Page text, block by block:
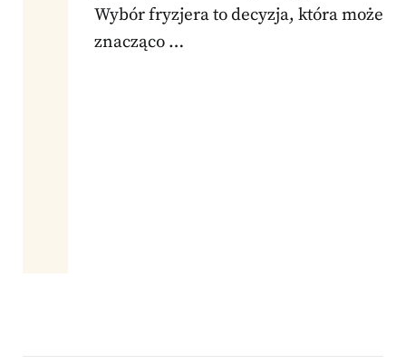
Wybór fryzjera to decyzja, która może
znacząco …